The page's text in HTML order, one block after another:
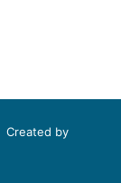
Created by